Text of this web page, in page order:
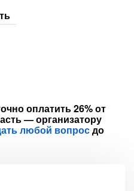
оплатить 26% от
— организатору
любой вопросдо